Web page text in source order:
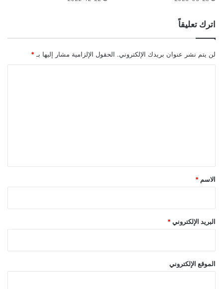
اترك تعليقاً
لن يتم نشر عنوان بريدك الإلكتروني. الحقول الإلزامية مشار إليها بـ *
*
الاسم *
البريد الإلكتروني *
الموقع الإلكتروني